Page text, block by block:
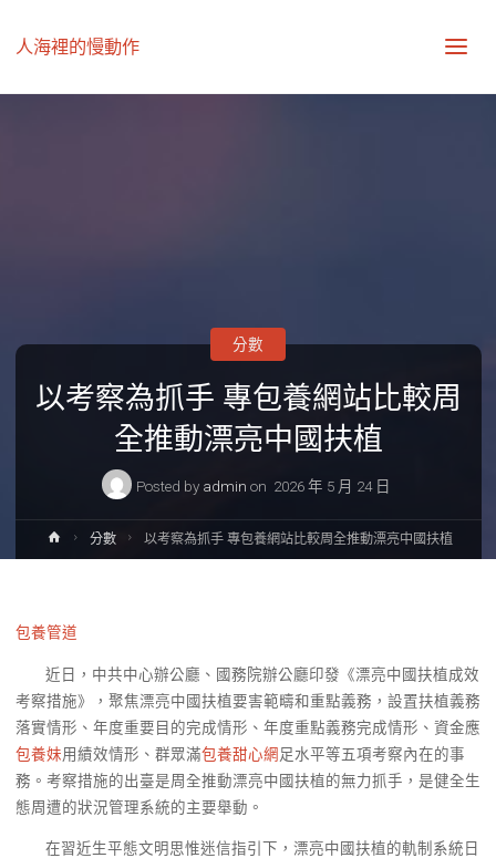
人海裡的慢動作
以考察為抓手 專包養網站比較周
全推動漂亮中國扶植
Posted by admin on 2026 年 5 月 24 日
分數
Home分數 以考察為抓手 專包養網站比較周全推動漂亮中國扶植
包養管道
近日，中共中心辦公廳、國務院辦公廳印發《漂亮中國扶植成效
考察措施》，聚焦漂亮中國扶植要害範疇和重點義務，設置扶植義務
落實情形、年度重要目的完成情形、年度重點義務完成情形、資金應
包養妹用績效情形、群眾滿包養甜心網足水平等五項考察內在的事
務。考察措施的出臺是周全推動漂亮中國扶植的無力抓手，是健全生
態周遭的狀況管理系統的主要舉動。
在習近生平態文明思惟迷信指引下，漂亮中國扶植的軌制系統日